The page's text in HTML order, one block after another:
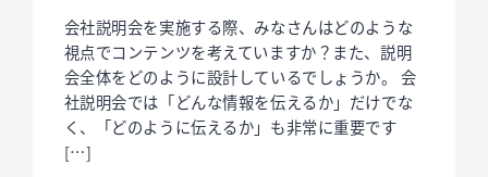
会社説明会を実施する際、みなさんはどのような
視点でコンテンツを考えていますか？また、説明
会全体をどのように設計しているでしょうか。 会
社説明会では「どんな情報を伝えるか」だけでな
く、「どのように伝えるか」も非常に重要です
[…]